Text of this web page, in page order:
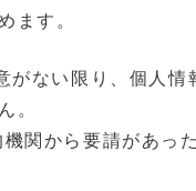
ます。
ない限り、個⼈
。
関から要請があっ